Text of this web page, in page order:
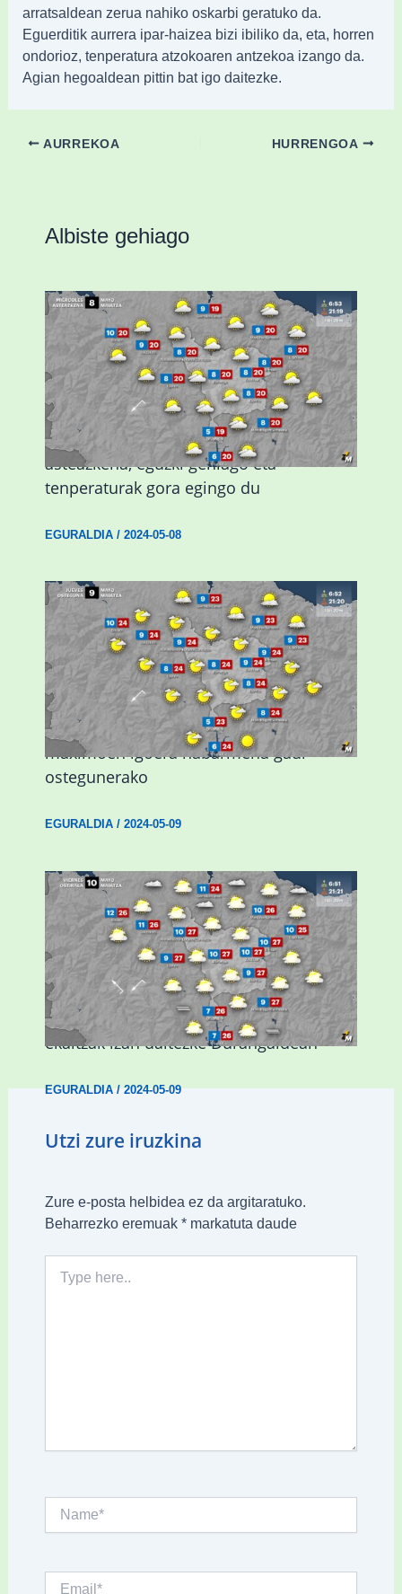
arratsaldean zerua nahiko oskarbi geratuko da.
Eguerditik aurrera ipar-haizea bizi ibiliko da, eta, horren
ondorioz, tenperatura atzokoaren antzekoa izango da.
Agian hegoaldean pittin bat igo daitezke.
AURREKOA HURRENGOA
Albiste gehiago
Eguraldiak hobera egingo du gaur,
asteazkena, eguzki gehiago eta
tenperaturak gora egingo du
EGURALDIA/ 2024-05-08
Giro eguzkitsua eta tenperatura
maximoen igoera nabarmena gaur
ostegunerako
EGURALDIA/ 2024-05-09
Asteburuan 25 gradu baino gehiago eta
ekaitzak izan daitezke Durangaldean
EGURALDIA/2024-05-09
Utzi zure iruzkina
Zure e-posta helbidea ez da argitaratuko.
Beharrezko eremuak *markatuta daude
here..